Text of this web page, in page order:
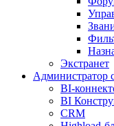
Экстранет
Администратор
BI-
BI
CRM